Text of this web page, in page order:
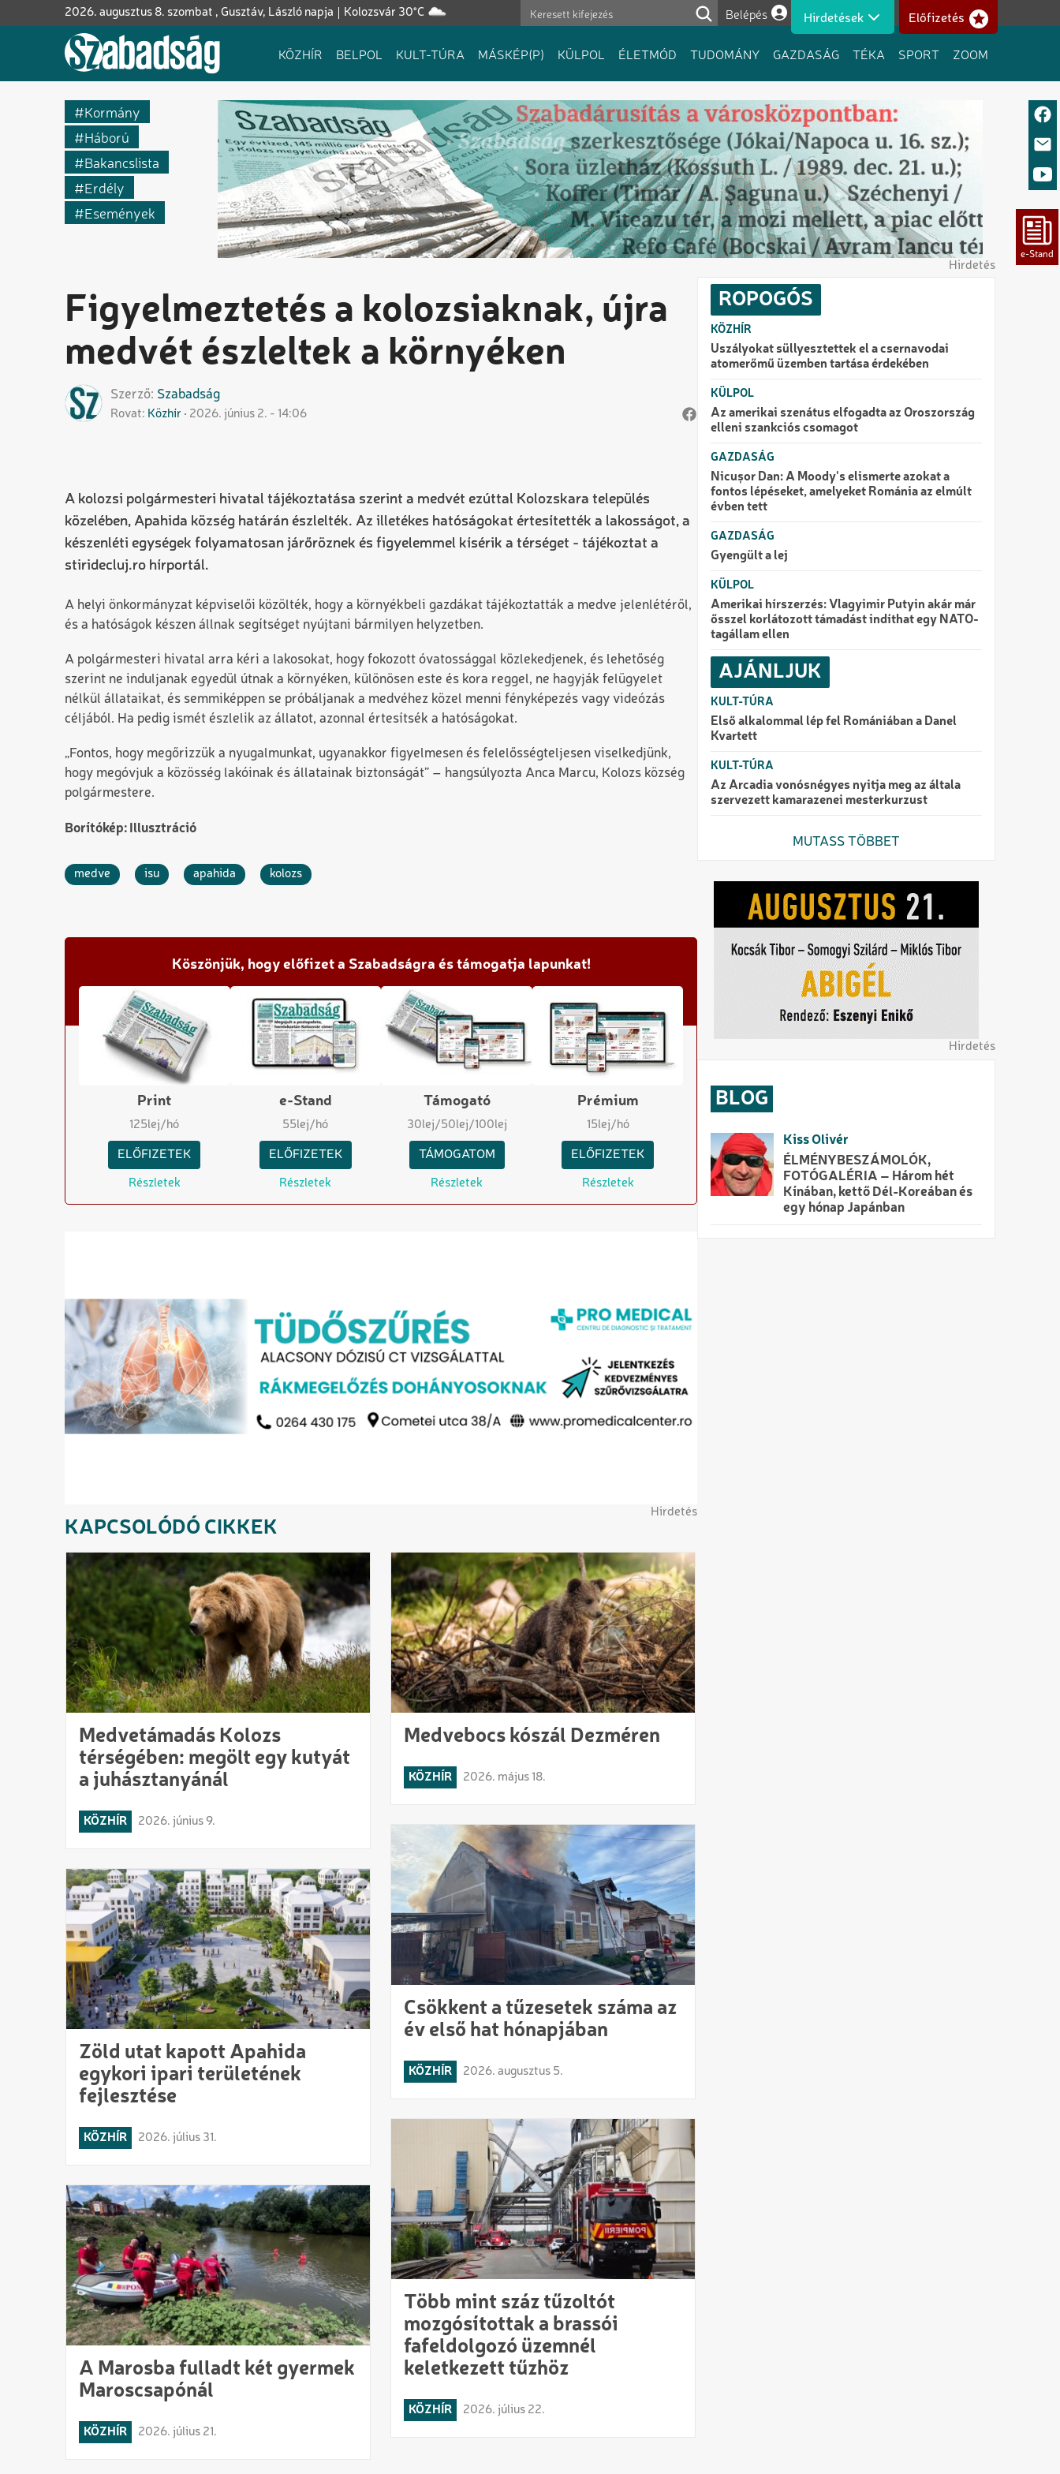
a
Kolozsvár 30°C
2026. augusztus 8. szombat , Gusztáv, László napja
Felhasználói fiók menüje
Belépés Hirdetések Előfizetés
Fő
KÖZHÍR BELPOL KULT-TÚRA MÁSKÉP(P) KÜLPOL ÉLETMÓD TUDOMÁNY GAZDASÁG TÉKA SPORT ZOOM
Kormány
Háború
Bakancslista
Erdély
Események
Hirdetés
Figyelmeztetés a kolozsiaknak, újra
medvét észleltek a környéken
Szerző Szabadság
Rovat Közhír 2026. június 2. - 14:06
A kolozsi polgármesteri hivatal tájékoztatása szerint a medvét ezúttal Kolozskara település
közelében, Apahida község határán észlelték. Az illetékes hatóságokat értesítették a lakosságot, a
készenléti egységek folyamatosan járőröznek és figyelemmel kísérik a térséget - tájékoztat a
stiridecluj.ro hírportál.
A helyi önkormányzat képviselői közölték, hogy a környékbeli gazdákat tájékoztatták a medve jelenlétéről,
és a hatóságok készen állnak segítséget nyújtani bármilyen helyzetben.
A polgármesteri hivatal arra kéri a lakosokat, hogy fokozott óvatossággal közlekedjenek, és lehetőség
szerint ne induljanak egyedül útnak a környéken, különösen este és kora reggel, ne hagyják felügyelet
nélkül állataikat, és semmiképpen se próbáljanak a medvéhez közel menni fényképezés vagy videózás
céljából. Ha pedig ismét észlelik az állatot, azonnal értesítsék a hatóságokat.
„Fontos, hogy megőrizzük a nyugalmunkat, ugyanakkor figyelmesen és felelősségteljesen viselkedjünk,
hogy megóvjuk a közösség lakóinak és állatainak biztonságát” – hangsúlyozta Anca Marcu, Kolozs község
polgármestere.
Borítókép: Illusztráció
medve isu apahida kolozs
Köszönjük, hogy előfizet a Szabadságra és támogatja lapunkat!
Print
125lej/hó
ELŐFIZETEK
Részletek
e-Stand
55lej/hó
ELŐFIZETEK
Részletek
Támogató
30lej/50lej/100lej
TÁMOGATOM
Részletek
Prémium
15lej/hó
ELŐFIZETEK
Részletek
Hirdetés
KAPCSOLÓDÓ CIKKEK
Medvetámadás Kolozs
térségében: megölt egy kutyát
a juhásztanyánál
KÖZHÍR 2026. június 9.
Medvebocs kószál Dezméren
KÖZHÍR 2026. május 18.
Csökkent a tűzesetek száma az
év első hat hónapjában
KÖZHÍR 2026. augusztus 5.
Zöld utat kapott Apahida
egykori ipari területének
fejlesztése
KÖZHÍR 2026. július 31.
Több mint száz tűzoltót
mozgósítottak a brassói
fafeldolgozó üzemnél
keletkezett tűzhöz
KÖZHÍR 2026. július 22.
A Marosba fulladt két gyermek
Maroscsapónál
KÖZHÍR 2026. július 21.
ROPOGÓS
KÖZHÍR
Uszályokat süllyesztettek el a csernavodai
atomerőmű üzemben tartása érdekében
KÜLPOL
Az amerikai szenátus elfogadta az Oroszország
elleni szankciós csomagot
GAZDASÁG
Nicușor Dan: A Moody's elismerte azokat a
fontos lépéseket, amelyeket Románia az elmúlt
évben tett
GAZDASÁG
Gyengült a lej
KÜLPOL
Amerikai hírszerzés: Vlagyimir Putyin akár már
ősszel korlátozott támadást indíthat egy NATO-
tagállam ellen
AJÁNLJUK
KULT-TÚRA
Első alkalommal lép fel Romániában a Danel
Kvartett
KULT-TÚRA
Az Arcadia vonósnégyes nyitja meg az általa
szervezett kamarazenei mesterkurzust
MUTASS TÖBBET
Hirdetés
BLOG
Kiss Olivér
ÉLMÉNYBESZÁMOLÓK,
FOTÓGALÉRIA – Három hét
Kínában, kettő Dél-Koreában és
egy hónap Japánban